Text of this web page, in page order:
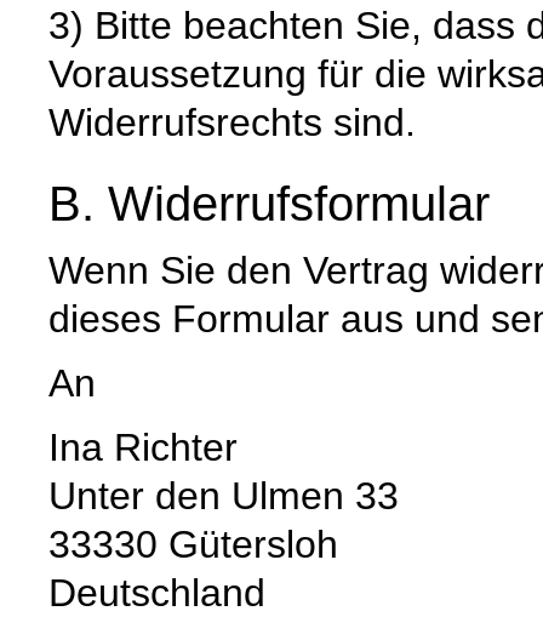
3) Bitte beachten Sie, dass
Voraussetzung für die
Widerrufsrechts sind.
B. Widerrufsformular
Wenn Sie den Vertrag
dieses Formular aus und
An
Ina Richter
Unter den Ulmen 33
33330 Gütersloh
Deutschland